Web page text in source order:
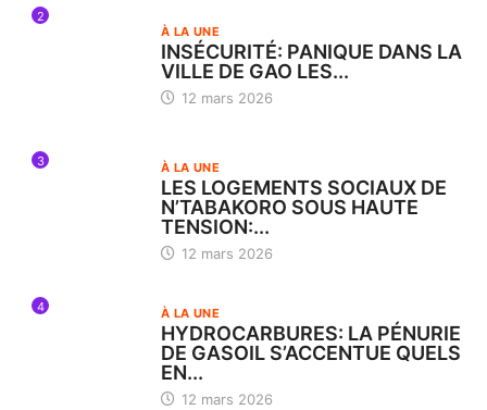
2
À LA UNE
INSÉCURITÉ: PANIQUE DANS LA
VILLE DE GAO LES...
12 mars 2026
3 À LA UNE
LES LOGEMENTS SOCIAUX DE
N’TABAKORO SOUS HAUTE
TENSION:...
12 mars 2026
4 À LA UNE
HYDROCARBURES: LA PÉNURIE
DE GASOIL S’ACCENTUE QUELS
EN...
12 mars 2026